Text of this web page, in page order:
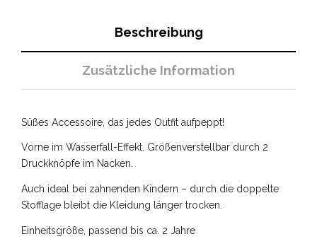
Beschreibung
Zusätzliche Information
Süßes Accessoire, das jedes Outfit aufpeppt!
Vorne im Wasserfall-Effekt. Größenverstellbar durch 2
Druckknöpfe im Nacken.
Auch ideal bei zahnenden Kindern – durch die doppelte
Stofflage bleibt die Kleidung länger trocken.
Einheitsgröße, passend bis ca. 2 Jahre